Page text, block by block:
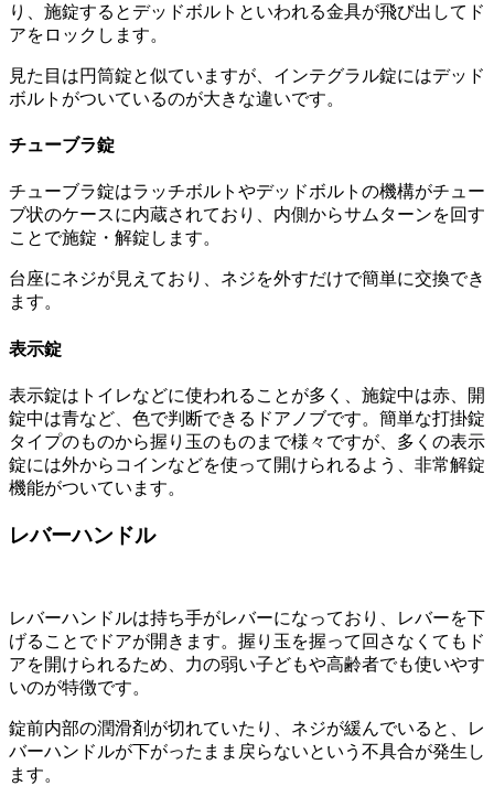
り、施錠するとデッドボルトといわれる金具が飛び出してド
アをロックします。
見た目は円筒錠と似ていますが、インテグラル錠にはデッド
ボルトがついているのが大きな違いです。
チューブラ錠
チューブラ錠はラッチボルトやデッドボルトの機構がチュー
ブ状のケースに内蔵されており、内側からサムターンを回す
ことで施錠・解錠します。
台座にネジが見えており、ネジを外すだけで簡単に交換でき
ます。
表示錠
表示錠はトイレなどに使われることが多く、施錠中は赤、開
錠中は青など、色で判断できるドアノブです。簡単な打掛錠
タイプのものから握り玉のものまで様々ですが、多くの表示
錠には外からコインなどを使って開けられるよう、非常解錠
機能がついています。
レバーハンドル
レバーハンドルは持ち手がレバーになっており、レバーを下
げることでドアが開きます。握り玉を握って回さなくてもド
アを開けられるため、力の弱い子どもや高齢者でも使いやす
いのが特徴です。
錠前内部の潤滑剤が切れていたり、ネジが緩んでいると、レ
バーハンドルが下がったまま戻らないという不具合が発生し
ます。